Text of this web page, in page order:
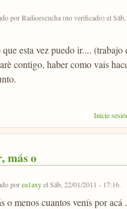
porRadioescucha (no verificado)el
que esta vez puedo ir.... (trabajo
contigo, haber como vais
Inicie
más o
porea1axyelSáb, 22/01/2011 - 17:16.
o menos cuantos venís por acá